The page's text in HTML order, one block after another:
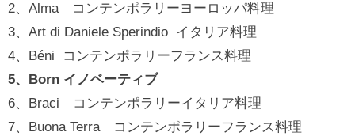
2、Alma コンテンポラリーヨーロッパ料理
3、Art di Daniele Sperindio イタリア料理
4、Béni コンテンポラリーフランス料理
5、Born イノベーティブ
6、Braci コンテンポラリーイタリア料理
7、Buona Terra コンテンポラリーフランス料理